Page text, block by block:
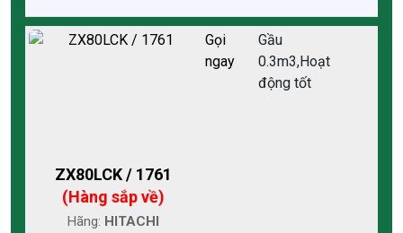
ZX80LCK / 1761
(Hàng sắp về)
Hãng: HITACHI
Gọi
ngay
Gầu
0.3m3,Hoạt
động tốt